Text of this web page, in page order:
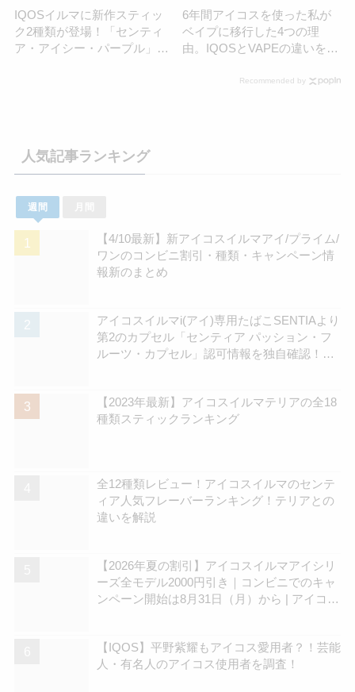
IQOSイルマに新作スティッ
ク2種類が登場！「センティ
ア・アイシー・パープル」と
6年間アイコスを使った私が
ベイプに移行した4つの理
由。IQOSとVAPEの違いを解
Recommended by
人気記事ランキング
週間
【4/10最新】新アイコスイルマアイ/プライム/
ワンのコンビニ割引・種類・キャンペーン情
報新のまとめ
アイコスイルマi(アイ)専用たばこSENTIAより
第2のカプセル「センティア パッション・フ
ルーツ・カプセル」認可情報を独自確認！
【2023年最新】アイコスイルマテリアの全18
種類スティックランキング
全12種類レビュー！アイコスイルマのセンテ
ィア人気フレーバーランキング！テリアとの
違いを解説
【2026年夏の割引】アイコスイルマアイシリ
ーズ全モデル2000円引き｜コンビニでのキャ
ンペーン開始は8月31日（月）から | アイコス
【IQOS】平野紫耀もアイコス愛用者？！芸能
人・有名人のアイコス使用者を調査！